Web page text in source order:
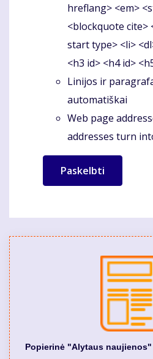
hreflang> <em>
<blockquote cite>
start type> <li>
<h3 id> <h4 id>
Linijos ir
automatiškai
Web page
addresses turn
Popierinė "Alytaus